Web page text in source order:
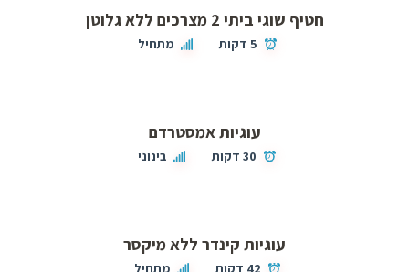
חטיף שוגי ביתי 2 מצרכים ללא גלוטן
5 דקות מתחיל
עוגיות אמסטרדם
30 דקות בינוני
עוגיות קינדר ללא מיקסר
42 דקות מתחיל